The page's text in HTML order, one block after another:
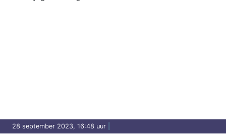
28 september 2023, 16:48 uur